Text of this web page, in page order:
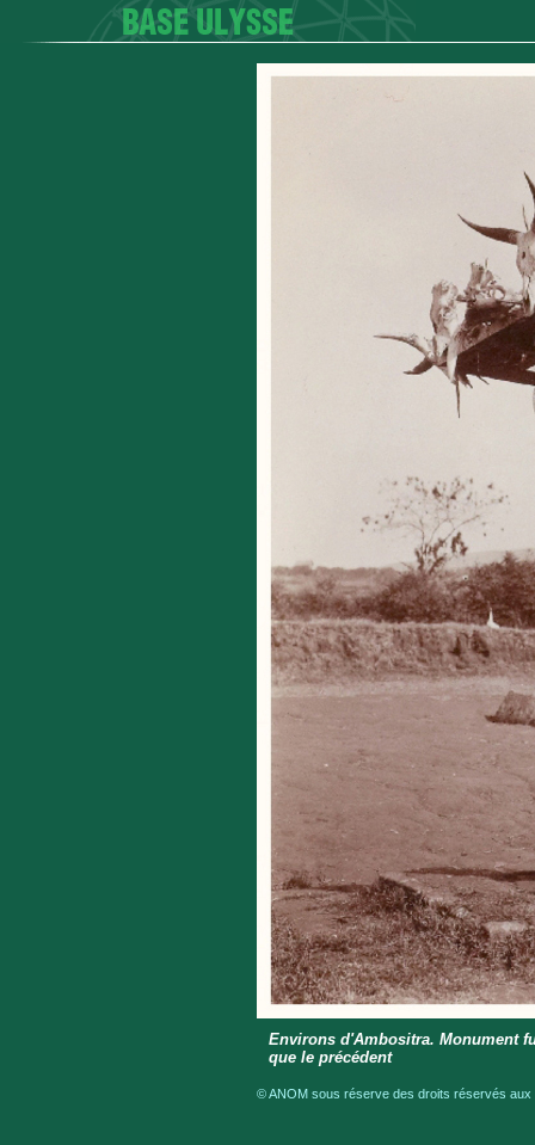
Environs d'Ambositra. Monument
que le précédent
© ANOM sous réserve des droits réservés aux